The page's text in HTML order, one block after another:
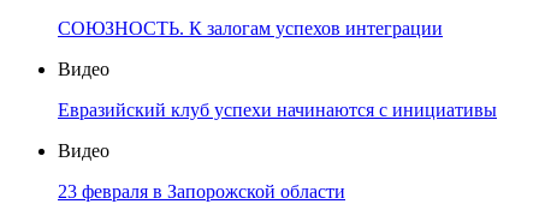
СОЮЗНОСТЬ. К залогам успехов интеграции
Видео
Евразийский клуб успехи начинаются с инициативы
Видео
23 февраля в Запорожской области